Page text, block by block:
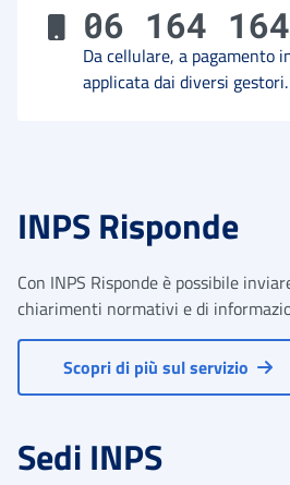
06 164 164
Da cellulare, a pagamento
applicata dai diversi gestori.
INPS Risponde
Con INPS Risponde è possibile
chiarimenti normativi e di
Scopri di più sul servizio
Sedi INPS